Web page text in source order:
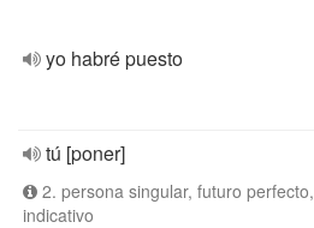
yo habré puesto
tú [poner]
2. persona singular, futuro perfecto,
indicativo